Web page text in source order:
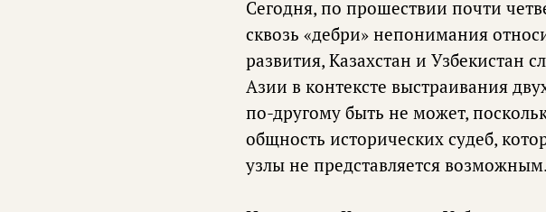
Сегодня, по прошествии почти
сквозь «дебри» непонимания
развития, Казахстан и Узбекистан
Азии в контексте выстраивания
по-другому быть не может,
общность исторических судеб,
узлы не представляется возможным.